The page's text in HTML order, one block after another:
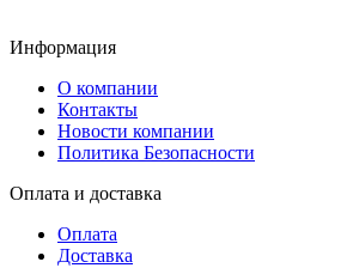
Информация
О компании
Контакты
Новости компании
Политика Безопасности
Оплата и доставка
Оплата
Доставка